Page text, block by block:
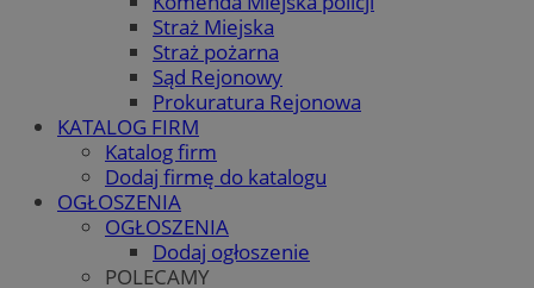
Straż Miejska
Straż pożarna
Sąd Rejonowy
Prokuratura Rejonowa
KATALOG FIRM
Katalog firm
Dodaj firmę do katalogu
OGŁOSZENIA
OGŁOSZENIA
Dodaj ogłoszenie
POLECAMY